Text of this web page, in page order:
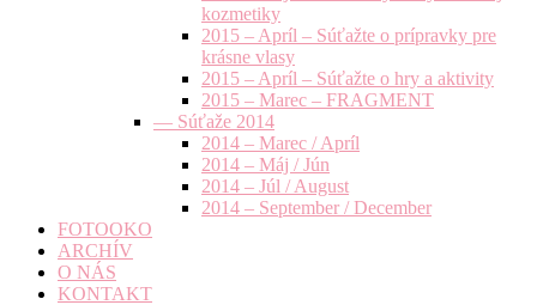
kozmetiky
2015 – Apríl – Súťažte o prípravky pre
krásne vlasy
2015 – Apríl – Súťažte o hry a aktivity
2015 – Marec – FRAGMENT
— Súťaže 2014
2014 – Marec / Apríl
2014 – Máj / Jún
2014 – Júl / August
2014 – September / December
FOTOOKO
ARCHÍV
O NÁS
KONTAKT